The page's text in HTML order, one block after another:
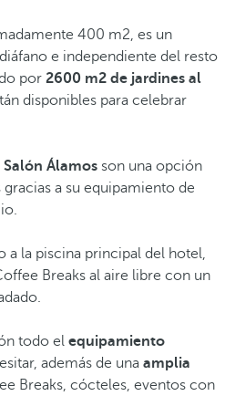
400 m2, es un
e independiente del resto
por 2600 m2 de jardines al
disponibles para celebrar
Álamos son una opción
a su equipamiento de
a la piscina principal del hotel,
Breaks al aire libre con un
todo el equipamiento
además de una amplia
Breaks, cócteles, eventos con